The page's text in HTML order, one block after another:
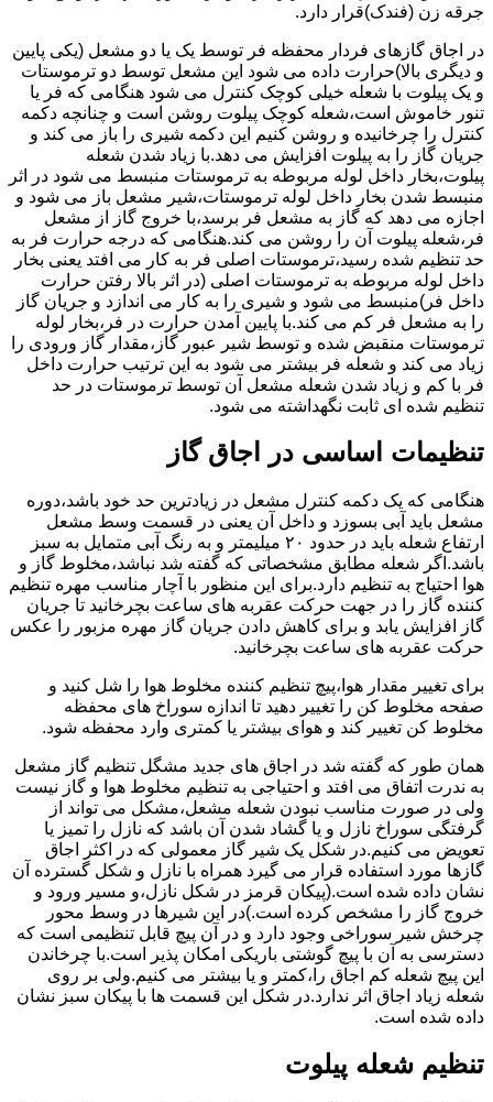
جرقه زن (فندک)قرار دارد.
در اجاق گازهای فردار محفظه فر توسط یک یا دو مشعل (یکی پایین
و دیگری بالا)حرارت داده می شود این مشعل توسط دو ترموستات
و یک پیلوت با شعله خیلی کوچک کنترل می شود هنگامی که فر یا
تنور خاموش است،شعله کوچک پیلوت روشن است و چنانچه دکمه
کنترل را چرخانیده و روشن کنیم این دکمه شیری را باز می کند و
جریان گاز را به پیلوت افزایش می دهد.با زیاد شدن شعله
پیلوت،بخار داخل لوله مربوطه به ترموستات منبسط می شود در اثر
منبسط شدن بخار داخل لوله ترموستات،شیر مشعل باز می شود و
اجازه می دهد که گاز به مشعل فر برسد،با خروج گاز از مشعل
فر،شعله پیلوت آن را روشن می کند.هنگامی که درجه حرارت فر به
حد تنظیم شده رسید،ترموستات اصلی فر به کار می افتد یعنی بخار
داخل لوله مربوطه به ترموستات اصلی (در اثر بالا رفتن حرارت
داخل فر)منبسط می شود و شیری را به کار می اندازد و جریان گاز
را به مشعل فر کم می کند.با پایین آمدن حرارت در فر،بخار لوله
ترموستات منقبض شده و توسط شیر عبور گاز،مقدار گاز ورودی را
زیاد می کند و شعله فر بیشتر می شود به این ترتیب حرارت داخل
فر با کم و زیاد شدن شعله مشعل آن توسط ترموستات در حد
تنظیم شده ای ثابت نگهداشته می شود.
تنظیمات اساسی در اجاق گاز
هنگامی که یک دکمه کنترل مشعل در زیادترین حد خود باشد،دوره
مشعل باید آبی بسوزد و داخل آن یعنی در قسمت وسط مشعل
ارتفاع شعله باید در حدود ۲۰ میلیمتر و به رنگ آبی متمایل به سبز
باشد.اگر شعله مطابق مشخصاتی که گفته شد نباشد،مخلوط گاز و
هوا احتیاج به تنظیم دارد.برای این منظور با آچار مناسب مهره تنظیم
کننده گاز را در جهت حرکت عقربه های ساعت بچرخانید تا جریان
گاز افزایش یابد و برای کاهش دادن جریان گاز مهره مزبور را عکس
حرکت عقربه های ساعت بچرخانید.
برای تغییر مقدار هوا،پیچ تنظیم کننده مخلوط هوا را شل کنید و
صفحه مخلوط کن را تغییر دهید تا اندازه سوراخ های محفظه
مخلوط کن تغییر کند و هوای بیشتر یا کمتری وارد محفظه شود.
همان طور که گفته شد در اجاق های جدید مشگل تنظیم گاز مشعل
به ندرت اتفاق می افتد و احتیاجی به تنظیم مخلوط هوا و گاز نیست
ولی در صورت مناسب نبودن شعله مشعل،مشکل می تواند از
گرفتگی سوراخ نازل و یا گشاد شدن آن باشد که نازل را تمیز یا
تعویض می کنیم.در شکل یک شیر گاز معمولی که در اکثر اجاق
گازها مورد استفاده قرار می گیرد همراه با نازل و شکل گسترده آن
نشان داده شده است.(پیکان قرمز در شکل نازل،و مسیر ورود و
خروج گاز را مشخص کرده است.)در این شیرها در وسط محور
چرخش شیر سوراخی وجود دارد و در آن پیچ قابل تنظیمی است که
دسترسی به آن با پیچ گوشتی باریکی امکان پذیر است.با چرخاندن
این پیچ شعله کم اجاق را،کمتر و یا بیشتر می کنیم.ولی بر روی
شعله زیاد اجاق اثر ندارد.در شکل این قسمت ها با پیکان سبز نشان
داده شده است.
تنظیم شعله پیلوت